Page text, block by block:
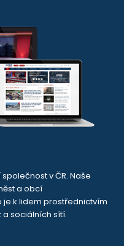
v ČR. Naše
a obcí
je k lidem prostřednictvím
sociálních sítí.